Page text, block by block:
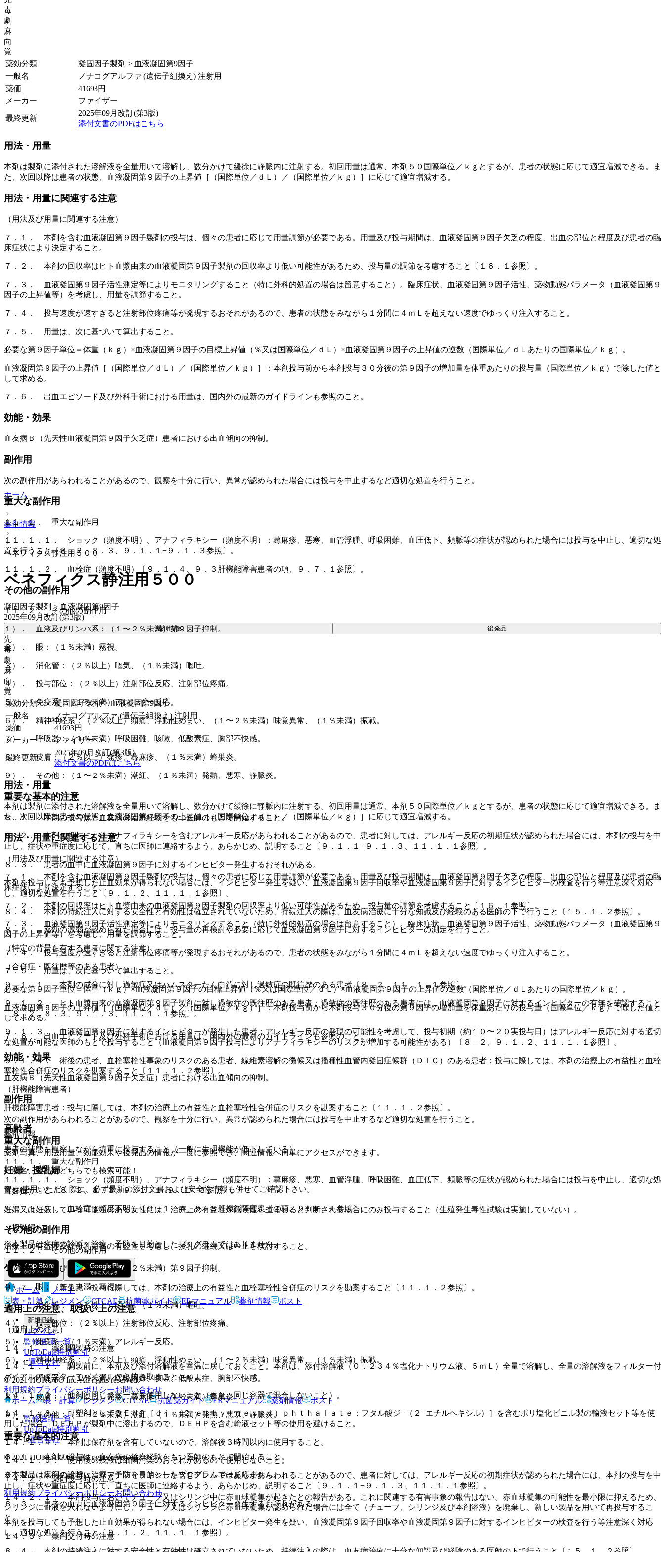
毒
劇
麻
向
覚
薬効分類
凝固因子製剤 > 血液凝固第9因子
一般名
ノナコグアルファ (遺伝子組換え) 注射用
薬価
41693円
メーカー
ファイザー
最終更新
2025年09月改訂(第3版)
添付文書のPDFはこちら
用法・用量
本剤は製剤に添付された溶解液を全量用いて溶解し、数分かけて緩徐に静脈内に注射する。初回用量は通常、本剤５０国際単位／ｋｇとするが、患者の状態に応じて適宜増減できる。ま
た、次回以降は患者の状態、血液凝固第９因子の上昇値［（国際単位／ｄＬ）／（国際単位／ｋｇ）］に応じて適宜増減する。
用法・用量に関連する注意
（用法及び用量に関連する注意）
７．１． 本剤を含む血液凝固第９因子製剤の投与は、個々の患者に応じて用量調節が必要である。用量及び投与期間は、血液凝固第９因子欠乏の程度、出血の部位と程度及び患者の臨
床症状により決定すること。
７．２． 本剤の回収率はヒト血漿由来の血液凝固第９因子製剤の回収率より低い可能性があるため、投与量の調節を考慮すること〔１６．１参照〕。
７．３． 血液凝固第９因子活性測定等によりモニタリングすること（特に外科的処置の場合は留意すること）。臨床症状、血液凝固第９因子活性、薬物動態パラメータ（血液凝固第９
因子の上昇値等）を考慮し、用量を調節すること。
７．４． 投与速度が速すぎると注射部位疼痛等が発現するおそれがあるので、患者の状態をみながら１分間に４ｍＬを超えない速度でゆっくり注入すること。
７．５． 用量は、次に基づいて算出すること。
必要な第９因子単位＝体重（ｋｇ）×血液凝固第９因子の目標上昇値（％又は国際単位／ｄＬ）×血液凝固第９因子の上昇値の逆数（国際単位／ｄＬあたりの国際単位／ｋｇ）。
血液凝固第９因子の上昇値［（国際単位／ｄＬ）／（国際単位／ｋｇ）］：本剤投与前から本剤投与３０分後の第９因子の増加量を体重あたりの投与量（国際単位／ｋｇ）で除した値と
して求める。
７．６． 出血エピソード及び外科手術における用量は、国内外の最新のガイドラインも参照のこと。
効能・効果
血友病Ｂ（先天性血液凝固第９因子欠乏症）患者における出血傾向の抑制。
副作用
次の副作用があらわれることがあるので、観察を十分に行い、異常が認められた場合には投与を中止するなど適切な処置を行うこと。
重大な副作用
１１．１． 重大な副作用
１１．１．１． ショック（頻度不明）、アナフィラキシー（頻度不明）：蕁麻疹、悪寒、血管浮腫、呼吸困難、血圧低下、頻脈等の症状が認められた場合には投与を中止し、適切な処
置を行うこと〔８．２、８．３、９．１．１−９．１．３参照〕。
１１．１．２． 血栓症（頻度不明）〔９．１．４、９．３肝機能障害患者の項、９．７．１参照〕。
その他の副作用
１１．２． その他の副作用
１）． 血液及びリンパ系：（１〜２％未満）第９因子抑制。
２）． 眼：（１％未満）霧視。
３）． 消化管：（２％以上）嘔気、（１％未満）嘔吐。
４）． 投与部位：（２％以上）注射部位反応、注射部位疼痛。
５）． 免疫系：（１％未満）アレルギー反応。
６）． 精神神経系：（２％以上）頭痛、浮動性めまい、（１〜２％未満）味覚異常、（１％未満）振戦。
７）． 呼吸器：（１％未満）呼吸困難、咳嗽、低酸素症、胸部不快感。
８）． 皮膚：（２％以上）発疹、蕁麻疹、（１％未満）蜂巣炎。
９）． その他：（１〜２％未満）潮紅、（１％未満）発熱、悪寒、静脈炎。
重要な基本的注意
８．１． 本剤の投与は、血友病の治療経験をもつ医師のもとで開始すること。
８．２． 本剤の投与によりアナフィラキシーを含むアレルギー反応があらわれることがあるので、患者に対しては、アレルギー反応の初期症状が認められた場合には、本剤の投与を中
止し、症状や重症度に応じて、直ちに医師に連絡するよう、あらかじめ、説明すること〔９．１．１−９．１．３、１１．１．１参照〕。
８．３． 患者の血中に血液凝固第９因子に対するインヒビター発生するおそれがある。
本剤を投与しても予想した止血効果が得られない場合には、インヒビター発生を疑い、血液凝固第９因子回収率や血液凝固第９因子に対するインヒビターの検査を行う等注意深く対応
し、適切な処置を行うこと〔９．１．２、１１．１．１参照〕。
８．４． 本剤の持続注入に対する安全性と有効性は確立されていないため、持続注入の際は、血友病治療に十分な知識及び経験のある医師の下で行うこと〔１５．１．２参照〕。
８．５． 薬効の減弱が認められた場合には、投与量の再検討や必要に応じて血液凝固第９因子に対するインヒビターの測定を行うこと。
（特定の背景を有する患者に関する注意）
（合併症・既往歴等のある患者）
９．１．１． 本剤の成分に対し過敏症又はハムスターたん白質に対し過敏症の既往歴のある患者〔８．２、１１．１．１参照〕。
９．１．２． ヒト血漿由来の血液凝固第９因子製剤に対し過敏症の既往歴のある患者：過敏症の既往歴のある患者には、血液凝固第９因子に対するインヒビターの有無を確認すること
〔８．２、８．３、９．１．３、１１．１．１参照〕。
９．１．３． 血液凝固第９因子に対するインヒビターが発生した患者：アレルギー反応の発現の可能性を考慮して、投与初期（約１０〜２０実投与日）はアレルギー反応に対する適切
な処置が可能な医師のもとで投与すること（血液凝固第９因子投与によりアナフィラキシーのリスクが増加する可能性がある）〔８．２、９．１．２、１１．１．１参照〕。
９．１．４． 術後の患者、血栓塞栓性事象のリスクのある患者、線維素溶解の徴候又は播種性血管内凝固症候群（ＤＩＣ）のある患者：投与に際しては、本剤の治療上の有益性と血栓
塞栓性合併症のリスクを勘案すること〔１１．１．２参照〕。
（肝機能障害患者）
肝機能障害患者：投与に際しては、本剤の治療上の有益性と血栓塞栓性合併症のリスクを勘案すること〔１１．１．２参照〕。
高齢者
患者の状態を観察しながら慎重に投与すること（一般に生理機能が低下している）。
妊婦・授乳婦
（妊婦）
妊婦又は妊娠している可能性のある女性には、治療上の有益性が危険性を上まわると判断される場合にのみ投与すること（生殖発生毒性試験は実施していない）。
（授乳婦）
治療上の有益性及び母乳栄養の有益性を考慮し、授乳の継続又は中止を検討すること。
小児等
９．７．１． 新生児：投与に際しては、本剤の治療上の有益性と血栓塞栓性合併症のリスクを勘案すること〔１１．１．２参照〕。
適用上の注意、取扱い上の注意
（適用上の注意）
１４．１． 薬剤調製時の注意
１４．１．１． 調製前に、本剤及び添付溶解液を室温に戻しておくこと。本剤は、添付溶解液（０．２３４％塩化ナトリウム液、５ｍＬ）全量で溶解し、全量の溶解液をフィルター付
バイアルアダプターでバイアルから抜き取ること。
１４．１．２． 他剤と同じチューブを使用しないこと（また、同じ容器で混合しないこと）。
１４．１．３． 可塑剤としてＤＥＨＰ［ｄｉ−（２−ｅｔｈｙｌｈｅｘｙｌ）ｐｈｔｈａｌａｔｅ；フタル酸ジ−（２−エチルヘキシル）］を含むポリ塩化ビニル製の輸液セット等を使
用した場合、ＤＥＨＰが製剤中に溶出するので、ＤＥＨＰを含む輸液セット等の使用を避けること。
１４．１．４． 本剤は保存剤を含有していないので、溶解後３時間以内に使用すること。
１４．１．５． 使用後の残液は細菌汚染のおそれがあるので使用しないこと。
１４．２． 薬剤投与時の注意
１４．２．１． 本剤投与においてチューブ又はシリンジ中に赤血球凝集が起きたとの報告がある。これに関連する有害事象の報告はない。赤血球凝集の可能性を最小限に抑えるため、
シリンジに血液を入れないようにし、チューブ又はシリンジに赤血球凝集が認められた場合には全て（チューブ、シリンジ及び本剤溶液）を廃棄し、新しい製品を用いて再投与するこ
と。
１４．３． 薬剤交付時の注意
ホーム
薬剤情報
ベネフィクス静注用５００
ベネフィクス静注用５００
凝固因子製剤 > 血液凝固第9因子
2025年09月改訂(第3版)
薬剤情報 後発品
先
毒
劇
麻
向
覚
薬効分類
凝固因子製剤 > 血液凝固第9因子
一般名
ノナコグアルファ (遺伝子組換え) 注射用
薬価
41693円
メーカー
ファイザー
最終更新
2025年09月改訂(第3版)
添付文書のPDFはこちら
用法・用量
本剤は製剤に添付された溶解液を全量用いて溶解し、数分かけて緩徐に静脈内に注射する。初回用量は通常、本剤５０国際単位／ｋｇとするが、患者の状態に応じて適宜増減できる。ま
た、次回以降は患者の状態、血液凝固第９因子の上昇値［（国際単位／ｄＬ）／（国際単位／ｋｇ）］に応じて適宜増減する。
用法・用量に関連する注意
（用法及び用量に関連する注意）
７．１． 本剤を含む血液凝固第９因子製剤の投与は、個々の患者に応じて用量調節が必要である。用量及び投与期間は、血液凝固第９因子欠乏の程度、出血の部位と程度及び患者の臨
床症状により決定すること。
７．２． 本剤の回収率はヒト血漿由来の血液凝固第９因子製剤の回収率より低い可能性があるため、投与量の調節を考慮すること〔１６．１参照〕。
７．３． 血液凝固第９因子活性測定等によりモニタリングすること（特に外科的処置の場合は留意すること）。臨床症状、血液凝固第９因子活性、薬物動態パラメータ（血液凝固第９
因子の上昇値等）を考慮し、用量を調節すること。
７．４． 投与速度が速すぎると注射部位疼痛等が発現するおそれがあるので、患者の状態をみながら１分間に４ｍＬを超えない速度でゆっくり注入すること。
７．５． 用量は、次に基づいて算出すること。
必要な第９因子単位＝体重（ｋｇ）×血液凝固第９因子の目標上昇値（％又は国際単位／ｄＬ）×血液凝固第９因子の上昇値の逆数（国際単位／ｄＬあたりの国際単位／ｋｇ）。
血液凝固第９因子の上昇値［（国際単位／ｄＬ）／（国際単位／ｋｇ）］：本剤投与前から本剤投与３０分後の第９因子の増加量を体重あたりの投与量（国際単位／ｋｇ）で除した値と
して求める。
７．６． 出血エピソード及び外科手術における用量は、国内外の最新のガイドラインも参照のこと。
効能・効果
血友病Ｂ（先天性血液凝固第９因子欠乏症）患者における出血傾向の抑制。
副作用
次の副作用があらわれることがあるので、観察を十分に行い、異常が認められた場合には投与を中止するなど適切な処置を行うこと。
重大な副作用
１１．１． 重大な副作用
１１．１．１． ショック（頻度不明）、アナフィラキシー（頻度不明）：蕁麻疹、悪寒、血管浮腫、呼吸困難、血圧低下、頻脈等の症状が認められた場合には投与を中止し、適切な処
置を行うこと〔８．２、８．３、９．１．１−９．１．３参照〕。
１１．１．２． 血栓症（頻度不明）〔９．１．４、９．３肝機能障害患者の項、９．７．１参照〕。
その他の副作用
１１．２． その他の副作用
１）． 血液及びリンパ系：（１〜２％未満）第９因子抑制。
２）． 眼：（１％未満）霧視。
３）． 消化管：（２％以上）嘔気、（１％未満）嘔吐。
４）． 投与部位：（２％以上）注射部位反応、注射部位疼痛。
５）． 免疫系：（１％未満）アレルギー反応。
６）． 精神神経系：（２％以上）頭痛、浮動性めまい、（１〜２％未満）味覚異常、（１％未満）振戦。
７）． 呼吸器：（１％未満）呼吸困難、咳嗽、低酸素症、胸部不快感。
８）． 皮膚：（２％以上）発疹、蕁麻疹、（１％未満）蜂巣炎。
９）． その他：（１〜２％未満）潮紅、（１％未満）発熱、悪寒、静脈炎。
重要な基本的注意
８．１． 本剤の投与は、血友病の治療経験をもつ医師のもとで開始すること。
８．２． 本剤の投与によりアナフィラキシーを含むアレルギー反応があらわれることがあるので、患者に対しては、アレルギー反応の初期症状が認められた場合には、本剤の投与を中
止し、症状や重症度に応じて、直ちに医師に連絡するよう、あらかじめ、説明すること〔９．１．１−９．１．３、１１．１．１参照〕。
８．３． 患者の血中に血液凝固第９因子に対するインヒビター発生するおそれがある。
本剤を投与しても予想した止血効果が得られない場合には、インヒビター発生を疑い、血液凝固第９因子回収率や血液凝固第９因子に対するインヒビターの検査を行う等注意深く対応
し、適切な処置を行うこと〔９．１．２、１１．１．１参照〕。
薬剤情報
薬剤写真、用法用量、効能効果や後発品の情報が一度に参照でき、関連情報へ簡単にアクセスができます。
一般名、製品名どちらでも検索可能！
※ ご使用いただく際に、必ず最新の添付文書および安全性情報も併せてご確認下さい。
※本製品は疾病の診断・治療・予防を目的としたプログラムではありません。
ホーム
ノート
表・計算
レジメン CTCAE 抗菌薬ガイド ERマニュアル 薬剤情報 ポスト
新規登録
ログイン
監修医師一覧
UpToDate特別割引
運営会社
© 2021 HOKUTO Inc. All rights reserved.
利用規約プライバシーポリシーお問い合わせ
ホーム
表・計算 レジメン CTCAE 抗菌薬ガイド ERマニュアル 薬剤情報 ポスト
監修医師一覧
UpToDate特別割引
運営会社
© 2021 HOKUTO Inc. All rights reserved.
※本製品は疾病の診断・治療・予防を目的としたプログラムではありません。
利用規約プライバシーポリシーお問い合わせ